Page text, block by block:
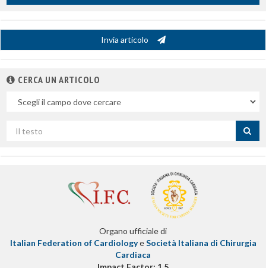
Invia articolo
CERCA UN ARTICOLO
campo
per
Organo ufficiale di
Italian Federation of CardiologyeSocietà Italiana di Chirurgia
Cardiaca